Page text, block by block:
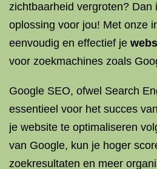
zichtbaarheid vergroten? Dan
oplossing voor jou! Met onze
eenvoudig en effectief je
voor zoekmachines zoals
Google SEO, ofwel Search
essentieel voor het succes
je website te optimaliseren
van Google, kun je hoger
zoekresultaten en meer